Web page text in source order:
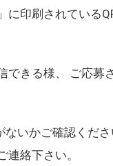
に印刷されている
できる様、 ご応募
ないかご確認くだ
連絡下さい。